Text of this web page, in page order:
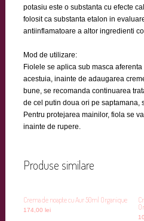
potasiu este o substanta cu efecte
folosit ca substanta etalon in
antiinflamatoare a altor ingredienti
Mod de utilizare:
Fiolele se aplica sub masca
acestuia, inainte de adaugarea
bune, se recomanda continuarea
de cel putin doua ori pe saptamana,
Pentru protejarea mainilor, fiola se
inainte de rupere.
Produse similare
Crema de noapte cu Aur 50ml Organique
174,00 lei